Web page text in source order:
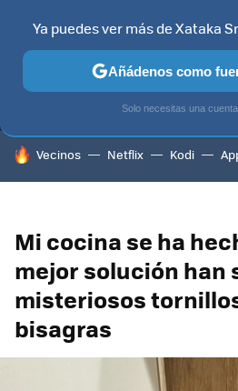
MENÚ
CONTENIDOS
HOY SE HABLA DE
Vecinos Netflix Kodi
Mi cocina se ha
mejor solución han
misteriosos
bisagras
Ya puedes ver más de Xataka
Añádenos como
Solo necesitas una